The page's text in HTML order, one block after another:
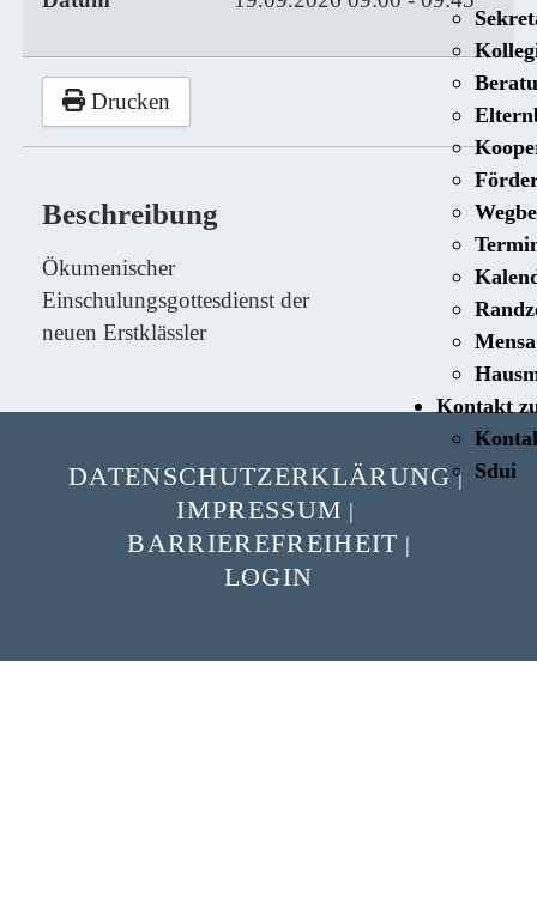
Mensa
Kontakt
Sdui
Drucken
Beschreibung
Ökumenischer
Einschulungsgottesdienst der
neuen Erstklässler
DATENSCHUTZERKLÄRUNG|
IMPRESSUM |
BARRIEREFREIHEIT |
LOGIN